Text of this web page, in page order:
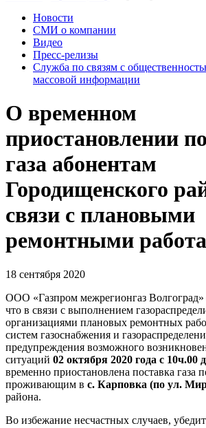
Новости
СМИ о компании
Видео
Пресс-релизы
Служба по связям с
массовой информации
О временном
приостановлении
газа абонентам
Городищенского
связи с плановыми
ремонтными
18 сентября 2020
ООО «Газпром межрегионгаз
что в связи с выполнением
организациями плановых ремонтных
систем газоснабжения и
предупреждения возможного
ситуаций 02 октября 2020 года с 10ч.00
временно приостановлена поставка газа
проживающим в с. Карповка (по ул.
района.
Во избежание несчастных случаев,